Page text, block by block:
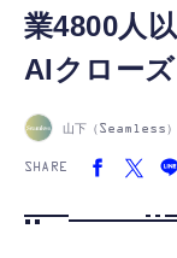
業4800人
AIクローズ
山下（Seamless）
SHARE